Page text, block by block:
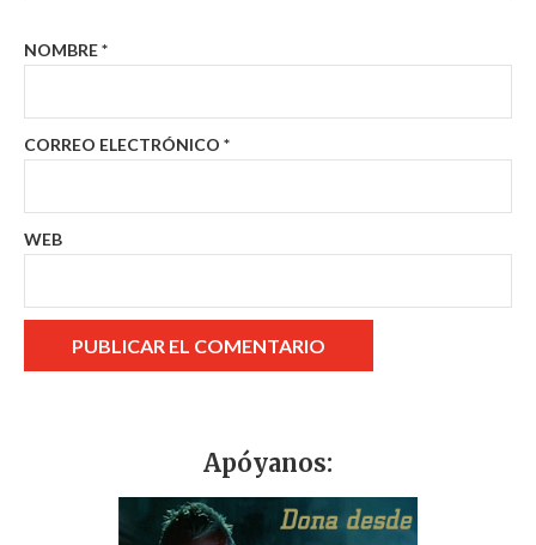
NOMBRE*
CORREO ELECTRÓNICO *
WEB
Apóyanos: